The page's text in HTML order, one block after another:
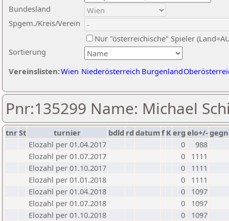
Sortierung
Bundesland
Spgem./Kreis/Verein
Nur "österreichische" Spieler
Vereinslisten:Wien Niederösterreich Burgenland
Pnr:135299 Name: Michael
tnrSt turnier bdld rd datumf Kerg elo+/-
Elozahl per 01.04.2017
0
988
Elozahl per 01.07.2017
0
1111
Elozahl per 01.10.2017
0
1111
Elozahl per 01.01.2018
0
1111
Elozahl per 01.04.2018
0
1097
Elozahl per 01.07.2018
0
1097
Elozahl per 01.10.2018
0
1097